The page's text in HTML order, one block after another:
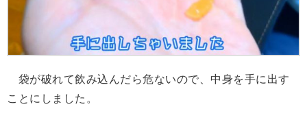
袋が破れて飲み込んだら危ないので、中身を手に出す
ことにしました。